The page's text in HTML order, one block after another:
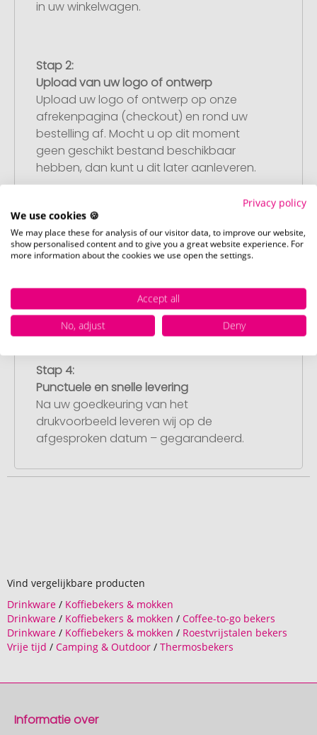
in uw winkelwagen.
Stap 2:
Upload van uw logo of ontwerp
Upload uw logo of ontwerp op onze
afrekenpagina (checkout) en rond uw
bestelling af. Mocht u op dit moment
geen geschikt bestand beschikbaar
hebben, dan kunt u dit later aanleveren.
Stap 3:
Artikelvoorbeeld en goedkeuring
U ontvangt van ons een gratis
dit heeft goedgekeurd, starten wij direct
met de productie.
Stap 4:
Punctuele en snelle levering
Na uw goedkeuring van het
drukvoorbeeld leveren wij op de
afgesproken datum – gegarandeerd.
Vind vergelijkbare producten
Drinkware / Koffiebekers & mokken
Drinkware / Koffiebekers & mokken / Coffee-to-go bekers
Drinkware / Koffiebekers & mokken / Roestvrijstalen bekers
Vrije tijd / Camping & Outdoor / Thermosbekers
Informatie over
Privacy policy
We use cookies 🍪
We may place these for analysis of our visitor data, to improve our website,
show personalised content and to give you a great website experience. For
more information about the cookies we use open the settings.
Accept all
No, adjust
Deny